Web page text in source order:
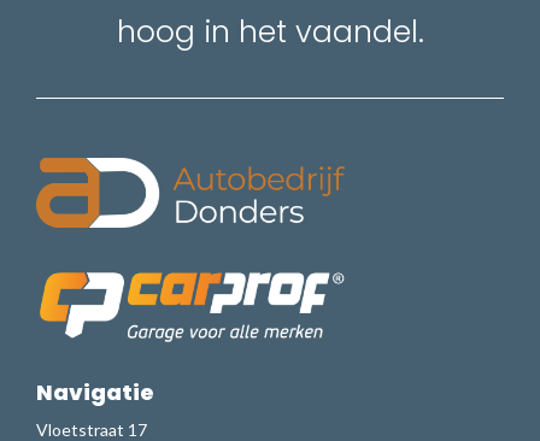
hoog in het vaandel.
Navigatie
Vloetstraat 17